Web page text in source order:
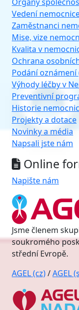
Vedení
Zaměstnanci
Mise, vize
Kvalita v
Ochrana
Podání
Výhody léčby v
Preventivní
Historie
Projekty a dotace
Novinky a média
Napsali jste nám
Online
Napište nám
Jsme členem
soukromého
střední Evropě.
AGEL (cz)/AGEL